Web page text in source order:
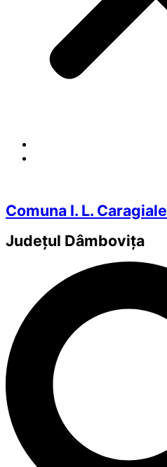
Comuna I. L. Caragiale
Județul Dâmbovița